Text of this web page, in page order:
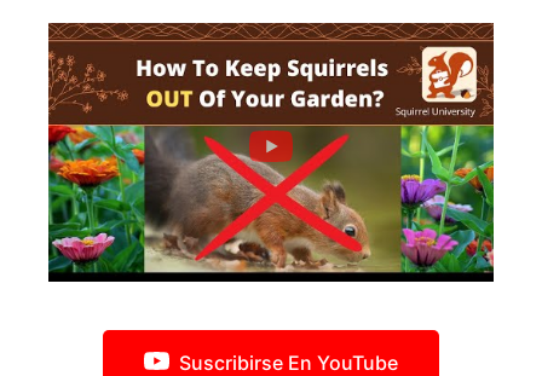
Suscribirse En YouTube